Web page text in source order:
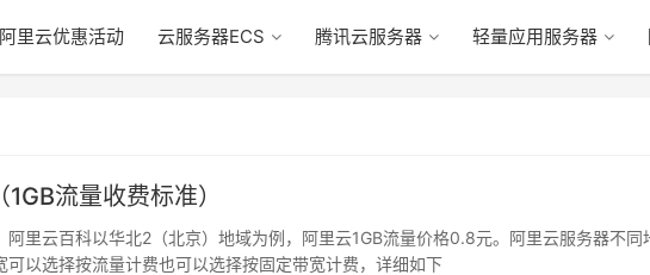
阿里云优惠活动 云服务器ECS 腾讯云服务器 轻量应用服务器
流量收费标准）
里云百科以华北2（北京）地域为例，阿里云1GB流量价格0.8元。阿里云服务器不同
以选择按流量计费也可以选择按固定带宽计费，详细如下